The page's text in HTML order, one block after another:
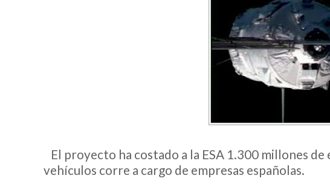
El proyecto ha costado a la ESA 1.300 millones
vehículos corre a cargo de empresas españolas.